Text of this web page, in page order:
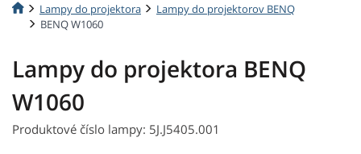
Lampy do projektora
Lampy do projektorov BENQ
BENQ W1060
Lampy do projektora BENQ
W1060
Produktové číslo lampy: 5J.J5405.001